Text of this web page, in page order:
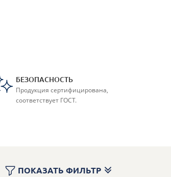
БЕЗОПАСНОСТЬ
Продукция сертифицирована,
соответствует ГОСТ.
ПОКАЗАТЬ ФИЛЬТР